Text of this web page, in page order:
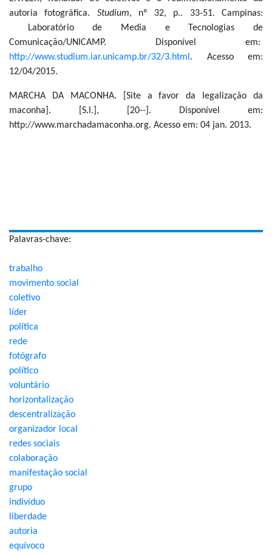
autoria fotográfica. Studium, nº 32, p.. 33-51. Campinas:
Laboratório de Media e Tecnologias de
Comunicação/UNICAMP. Disponível em:
http://www.studium.iar.unicamp.br/32/3.html . Acesso em:
12/04/2015.
MARCHA DA MACONHA. [Site a favor da legalização da
maconha]. [S.l.], [20--]. Disponível em:
http://www.marchadamaconha.org. Acesso em: 04 jan. 2013.
Palavras-chave:
trabalho
movimento social
coletivo
líder
política
rede
fotógrafo
político
voluntário
horizontalização
descentralização
organizador local
redes sociais
colaboração
manifestação social
grupo
indivíduo
liberdade
autoria
equívoco